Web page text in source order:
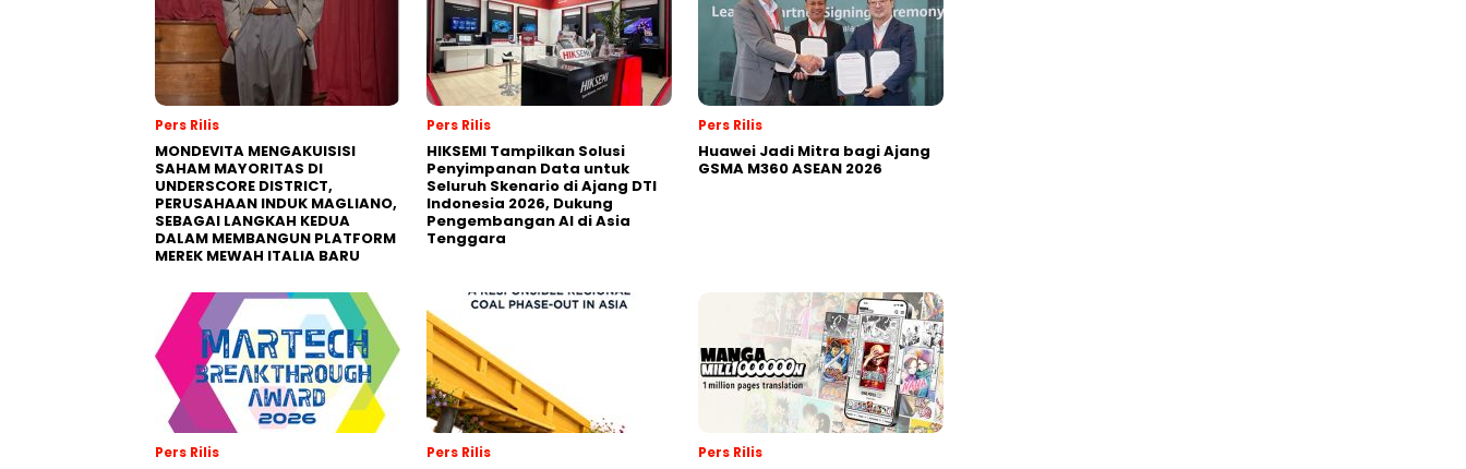
Pers Rilis
MONDEVITA MENGAKUISISI
SAHAM MAYORITAS DI
UNDERSCORE DISTRICT,
PERUSAHAAN INDUK MAGLIANO,
SEBAGAI LANGKAH KEDUA
DALAM MEMBANGUN PLATFORM
MEREK MEWAH ITALIA BARU
Pers Rilis
HIKSEMI Tampilkan Solusi
Penyimpanan Data untuk
Seluruh Skenario di Ajang DTI
Indonesia 2026, Dukung
Pengembangan AI di Asia
Tenggara
Pers Rilis
Huawei Jadi Mitra bagi Ajang
GSMA M360 ASEAN 2026
Pers Rilis Pers Rilis Pers Rilis